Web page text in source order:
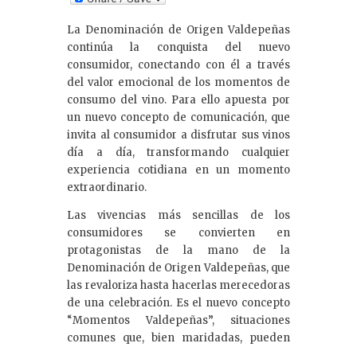
k
e
dI
n
La Denominación de Origen Valdepeñas
continúa la conquista del nuevo
consumidor, conectando con él a través
del valor emocional de los momentos de
consumo del vino. Para ello apuesta por
un nuevo concepto de comunicación, que
invita al consumidor a disfrutar sus vinos
día a día, transformando cualquier
experiencia cotidiana en un momento
extraordinario.
Las vivencias más sencillas de los
consumidores se convierten en
protagonistas de la mano de la
Denominación de Origen Valdepeñas, que
las revaloriza hasta hacerlas merecedoras
de una celebración. Es el nuevo concepto
“Momentos Valdepeñas”, situaciones
comunes que, bien maridadas, pueden